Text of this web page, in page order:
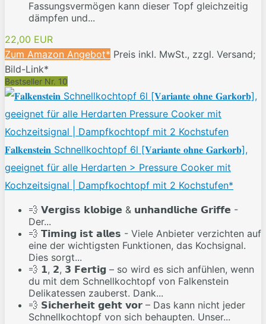
Fassungsvermögen kann dieser Topf gleichzeitig
dämpfen und...
22,00 EUR
Zum Amazon Angebot* Preis inkl. MwSt., zzgl. Versand;
Bild-Link*
Bestseller Nr. 10
𝐅𝐚𝐥𝐤𝐞𝐧𝐬𝐭𝐞𝐢𝐧 Schnellkochtopf 6l [𝐕𝐚𝐫𝐢𝐚𝐧𝐭𝐞 𝐨𝐡𝐧𝐞 𝐆𝐚𝐫𝐤𝐨𝐫𝐛],
geeignet für alle Herdarten > Pressure Cooker mit
Kochzeitsignal | Dampfkochtopf mit 2 Kochstufen*
💨 𝗩𝗲𝗿𝗴𝗶𝘀𝘀 𝗸𝗹𝗼𝗯𝗶𝗴𝗲 & 𝘂𝗻𝗵𝗮𝗻𝗱𝗹𝗶𝗰𝗵𝗲 𝗚𝗿𝗶𝗳𝗳𝗲 -
Der...
💨 𝗧𝗶𝗺𝗶𝗻𝗴 𝗶𝘀𝘁 𝗮𝗹𝗹𝗲𝘀 - Viele Anbieter verzichten auf
eine der wichtigsten Funktionen, das Kochsignal.
Dies sorgt...
💨 𝟭, 𝟮, 𝟯 𝗙𝗲𝗿𝘁𝗶𝗴 – so wird es sich anfühlen, wenn
du mit dem Schnellkochtopf von Falkenstein
Delikatessen zauberst. Dank...
💨 𝗦𝗶𝗰𝗵𝗲𝗿𝗵𝗲𝗶𝘁 𝗴𝗲𝗵𝘁 𝘃𝗼𝗿 – Das kann nicht jeder
Schnellkochtopf von sich behaupten. Unser...